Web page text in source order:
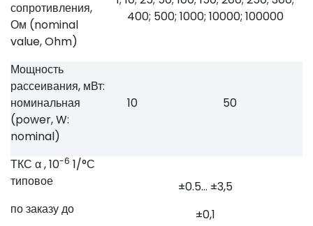
сопротивления,
Ом (nominal
value, Ohm)
400; 500; 1000; 10000; 100000
Мощность
рассеивания, мВт:
номинальная
(power, W:
nominal)
10 50
ТКС α , 10-6 1/°С
типовое
по заказу до
±0.5… ±3,5
±0,1